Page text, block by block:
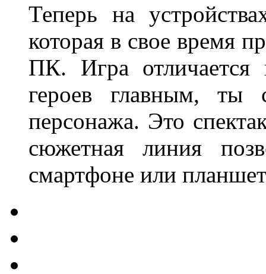
Теперь на
которая в свое время
ПК. Игра отличается
героев главным, ты
персонажа. Это
сюжетная линия
смартфоне или